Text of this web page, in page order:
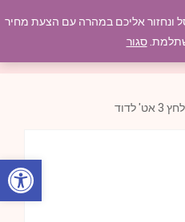
פתח
לדוד
ונחזור אליכם במהרה עם הצעת מחיר
סגור